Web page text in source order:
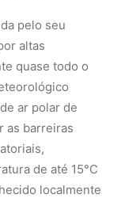
pelo seu
altas
quase todo o
ar polar de
as barreiras
de até 15°C
localmente